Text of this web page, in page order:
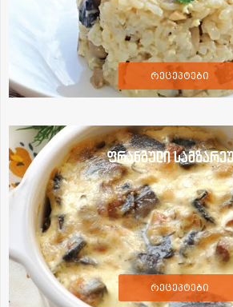
რეცეპტები
ფრანგული
რეცეპტები